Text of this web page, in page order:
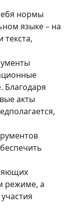
нормы
языке – на
Благодаря
акты
режиме, а